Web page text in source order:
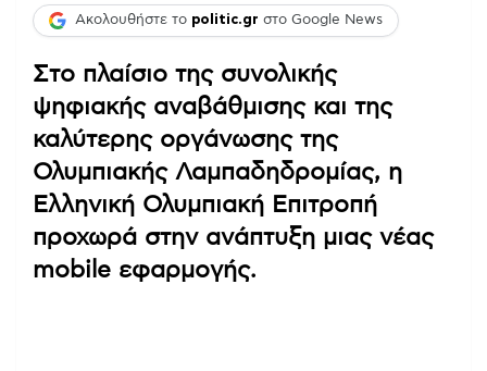
Ακολουθήστε το politic.gr στο Google News
Στο πλαίσιο της συνολικής
ψηφιακής αναβάθμισης και της
καλύτερης οργάνωσης της
Ολυμπιακής Λαμπαδηδρομίας, η
Ελληνική Ολυμπιακή Επιτροπή
προχωρά στην ανάπτυξη μιας νέας
mobile εφαρμογής.